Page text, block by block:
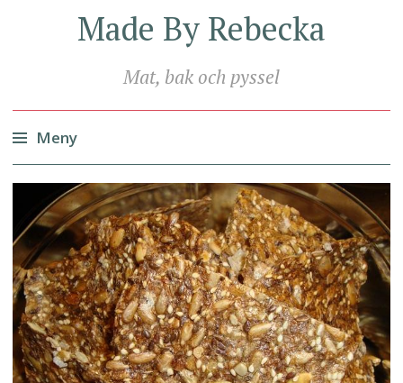
Made By Rebecka
Mat, bak och pyssel
Meny
Hoppa
innehåll